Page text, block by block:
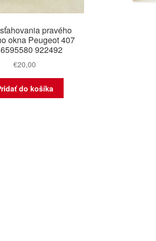
pravého
okna Peugeot 407
922492
€20,00
do košíka